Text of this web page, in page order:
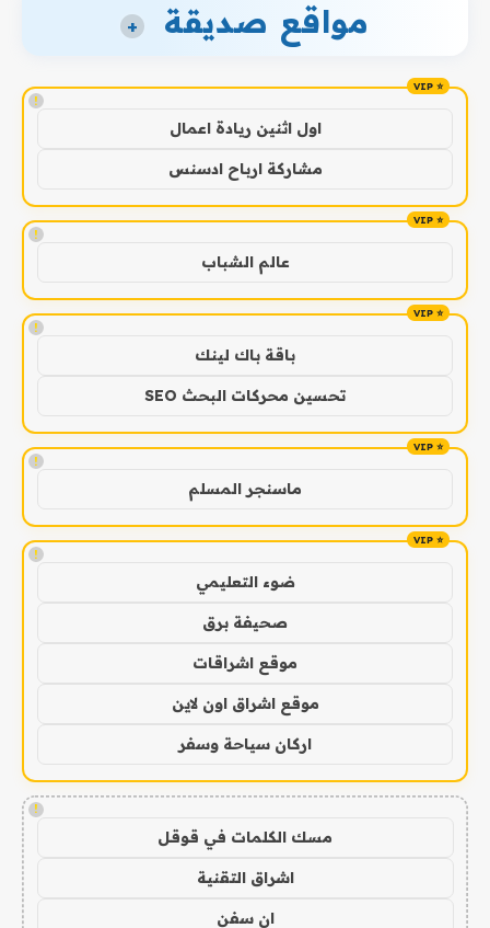
مواقع صديقة +
!
اول اثنين ريادة اعمال
مشاركة ارباح ادسنس
!
عالم الشباب
!
باقة باك لينك
تحسين محركات البحث SEO
!
ماسنجر المسلم
!
ضوء التعليمي
صحيفة برق
موقع اشراقات
موقع اشراق اون لاين
اركان سياحة وسفر
!
مسك الكلمات في قوقل
اشراق التقنية
ان سفن